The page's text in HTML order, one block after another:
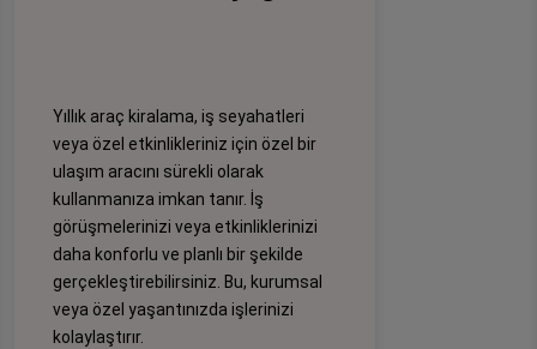
Yıllık araç kiralama, iş seyahatleri
veya özel etkinlikleriniz için özel bir
ulaşım aracını sürekli olarak
kullanmanıza imkan tanır. İş
görüşmelerinizi veya etkinliklerinizi
daha konforlu ve planlı bir şekilde
gerçekleştirebilirsiniz. Bu, kurumsal
veya özel yaşantınızda işlerinizi
kolaylaştırır.